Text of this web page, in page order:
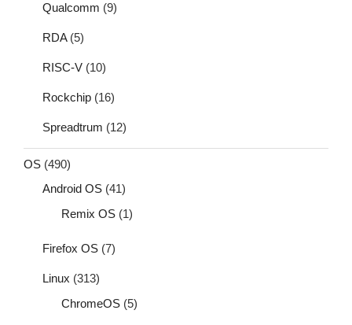
Qualcomm (9)
RDA(5)
RISC-V (10)
Rockchip (16)
Spreadtrum (12)
OS (490)
Android OS (41)
Remix OS (1)
Firefox OS (7)
Linux (313)
ChromeOS (5)